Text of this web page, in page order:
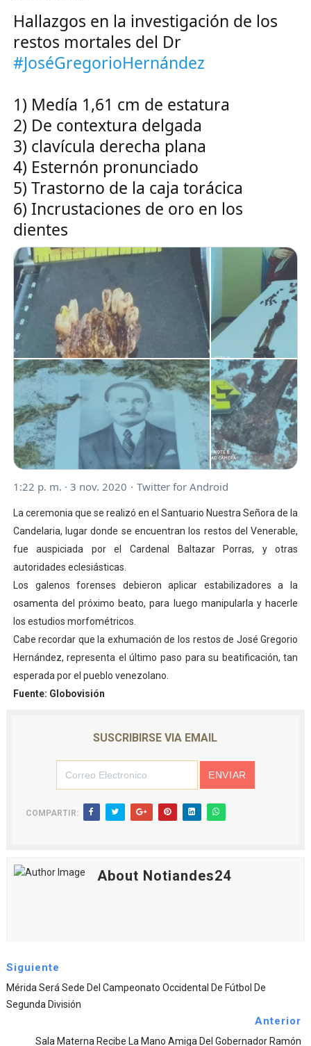
Hallazgos en la investigación de los
#JoséGregorioHernández
1) Medía 1,61 cm de estatura
2) De contextura delgada
3) clavícula derecha plana
4) Esternón pronunciado
5) Trastorno de la caja torácica
6) Incrustaciones de oro en los
dientes
1:22 p. m. · 3 nov. 2020 · Twitter for Android
La ceremonia que se realizó en el Santuario Nuestra Señora de la
Candelaria, lugar donde se encuentran los restos del Venerable,
fue auspiciada por el Cardenal Baltazar Porras, y otras
autoridades eclesiásticas.
Los galenos forenses debieron aplicar estabilizadores a la
osamenta del próximo beato, para luego manipularla y hacerle
los estudios morfométricos.
Cabe recordar que la exhumación de los restos de José Gregorio
Hernández, representa el último paso para su beatificación, tan
esperada por el pueblo venezolano.
Fuente: Globovisión
SUSCRIBIRSE VIA EMAIL
COMPARTIR:
About Notiandes24
Siguiente
Mérida Será Sede Del Campeonato Occidental De Fútbol De
Segunda División
Anterior
Sala Materna Recibe La Mano Amiga Del Gobernador Ramón